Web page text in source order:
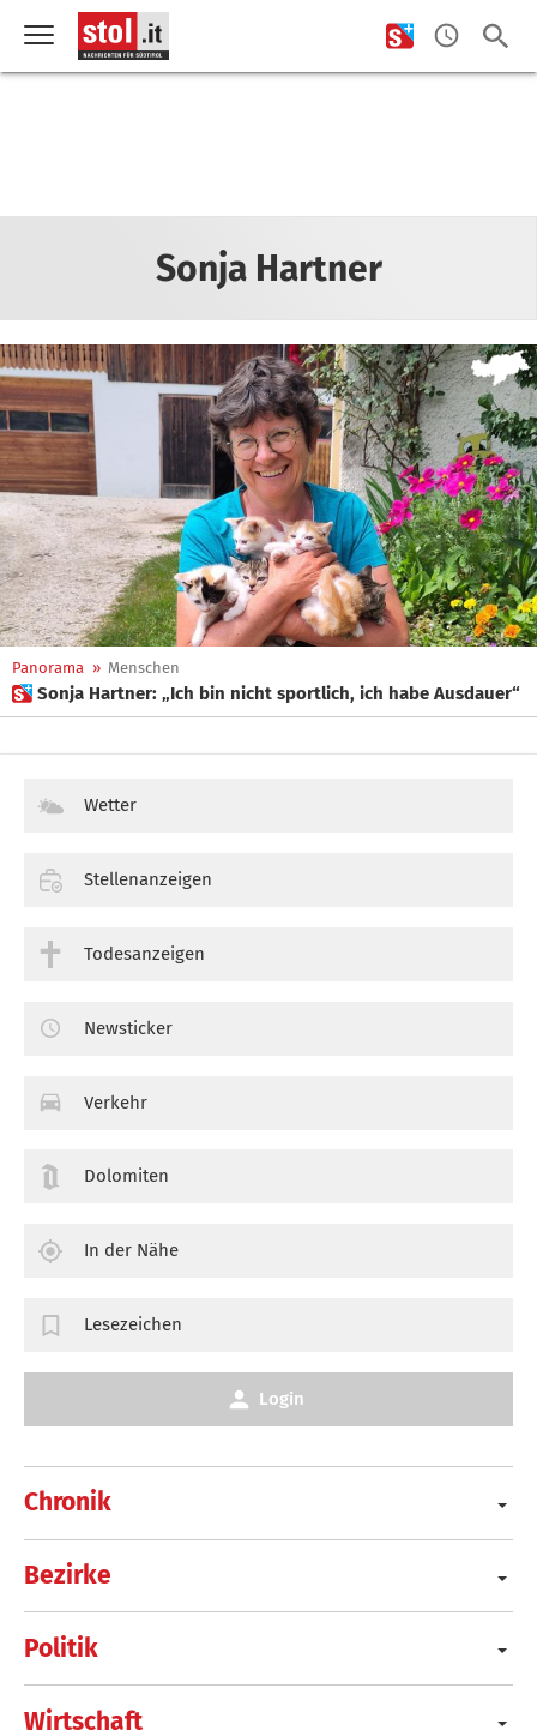
Sonja Hartner
Panorama » Menschen
 Sonja Hartner: „Ich bin nicht sportlich, ich habe Ausdauer“
Chronik
Bezirke
Politik
Wirtschaft
Wetter
Stellenanzeigen
Todesanzeigen
Newsticker
Verkehr
Dolomiten
In der Nähe
Lesezeichen
Login